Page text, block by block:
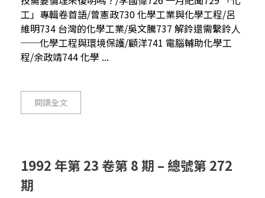
工」專輯卷首語/曾憲政730 化學工業與化學工程/呂
維明734 台灣的化學工業/吳文騰737 解鈴還需繫鈴人
──化學工程與環境保護/顧洋741 電腦輔助化學工
程/余政靖744 化學 ...
閱讀全文
1992 年第 23 卷第 8 期 – 總號第 272
期